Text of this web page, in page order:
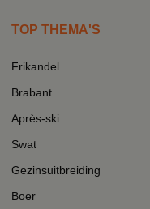
TOP THEMA'S
Frikandel
Brabant
Après-ski
Swat
Gezinsuitbreiding
Boer